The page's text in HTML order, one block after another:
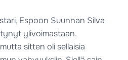
Espoon Suunnan Silva
ylivoimastaan.
sitten oli sellaisia